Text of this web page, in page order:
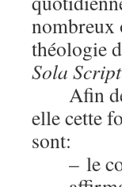
nombreux
théologie
Sola
Afin
elle cette
sont:
– le